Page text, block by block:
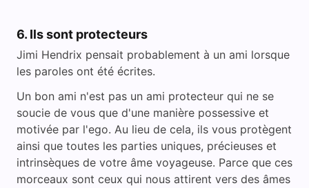
6. Ils sont protecteurs
Jimi Hendrix pensait probablement à un ami lorsque
les paroles ont été écrites.
Un bon ami n'est pas un ami protecteur qui ne se
soucie de vous que d'une manière possessive et
motivée par l'ego. Au lieu de cela, ils vous protègent
ainsi que toutes les parties uniques, précieuses et
intrinsèques de votre âme voyageuse. Parce que ces
morceaux sont ceux qui nous attirent vers des âmes